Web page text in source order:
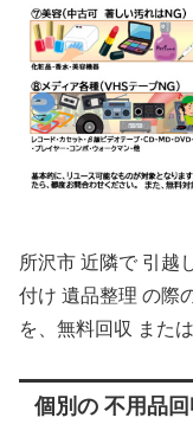
所沢市 近隣で 引越
付け 遺品整理 の際
を、無料回収 また
個別の 不用品